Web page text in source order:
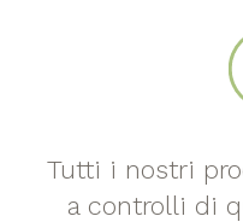
Tutti i nostri
a controlli di